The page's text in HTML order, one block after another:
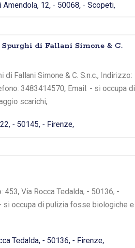
Amendola, 12, - 50068, - Scopeti,
di Fallani Simone & C.
Fallani Simone & C. S.n.c., Indirizzo:
3483414570, Email: - si occupa di
scarichi,
- 50145, - Firenze,
Via Rocca Tedalda, - 50136, -
si occupa di pulizia fosse biologiche e
Tedalda, - 50136, - Firenze,